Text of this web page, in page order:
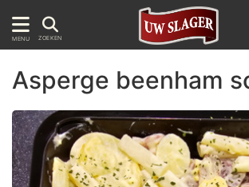
MENU ZOEKEN
Asperge beenham